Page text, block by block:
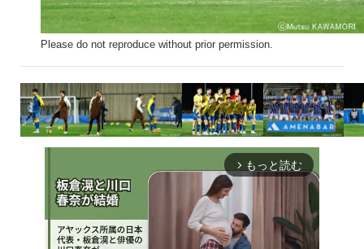
Please do not reproduce without prior permission.
arrow_forward_ios もっと読む